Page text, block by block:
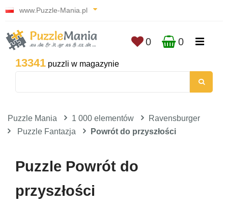
www.Puzzle-Mania.pl
13341 puzzli w magazynie
0 0
Puzzle Mania 1 000 elementów
Ravensburger
Puzzle Fantazja
Powrót do przyszłości
Puzzle Powrót do
przyszłości